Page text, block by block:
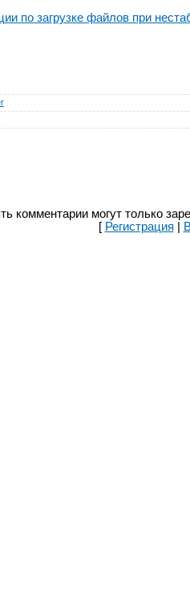
по загрузке файлов при
комментарии могут только
[ Регистрация